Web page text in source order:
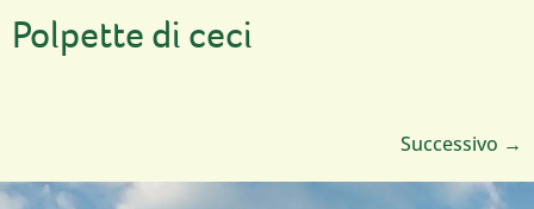
Polpette di ceci
Successivo →